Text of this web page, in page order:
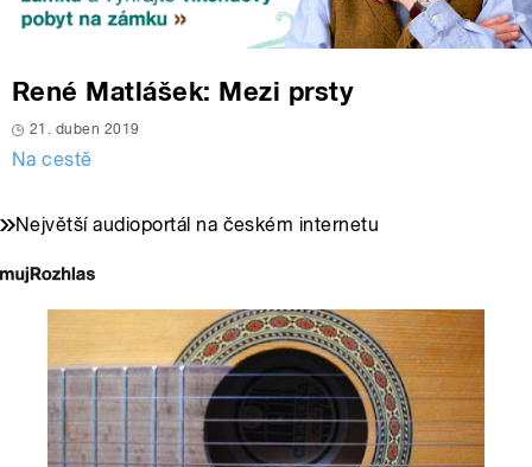
René Matlášek: Mezi prsty
21. duben 2019
Na cestě
Největší audioportál na českém internetu